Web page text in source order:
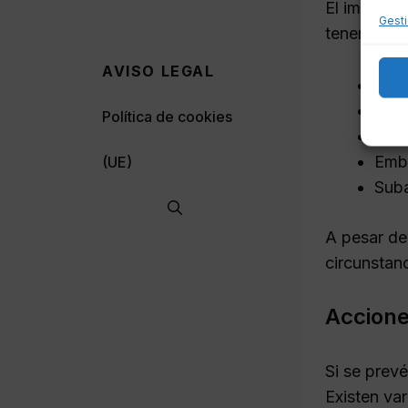
El impago
tenerse
A pesar
Si se
Existen
AVISO LEGAL
Política de cookies
(UE)